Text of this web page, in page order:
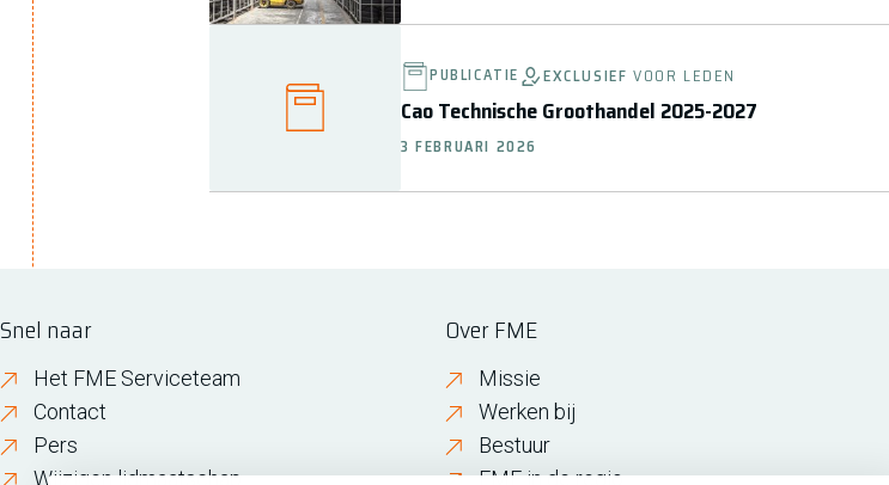
PUBLICATIE EXCLUSIEF VOOR LEDEN
Cao Technische Groothandel 2025-2027
3 FEBRUARI 2026
Snel naar
Het FME Serviceteam
Contact
Pers
Wijzigen lidmaatschap
Over FME
Missie
Werken bij
Bestuur
FME in de regio